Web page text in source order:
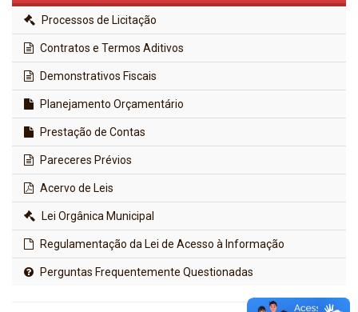
Processos de Licitação
Contratos e Termos Aditivos
Demonstrativos Fiscais
Planejamento Orçamentário
Prestação de Contas
Pareceres Prévios
Acervo de Leis
Lei Orgânica Municipal
Regulamentação da Lei de Acesso à Informação
Perguntas Frequentemente Questionadas